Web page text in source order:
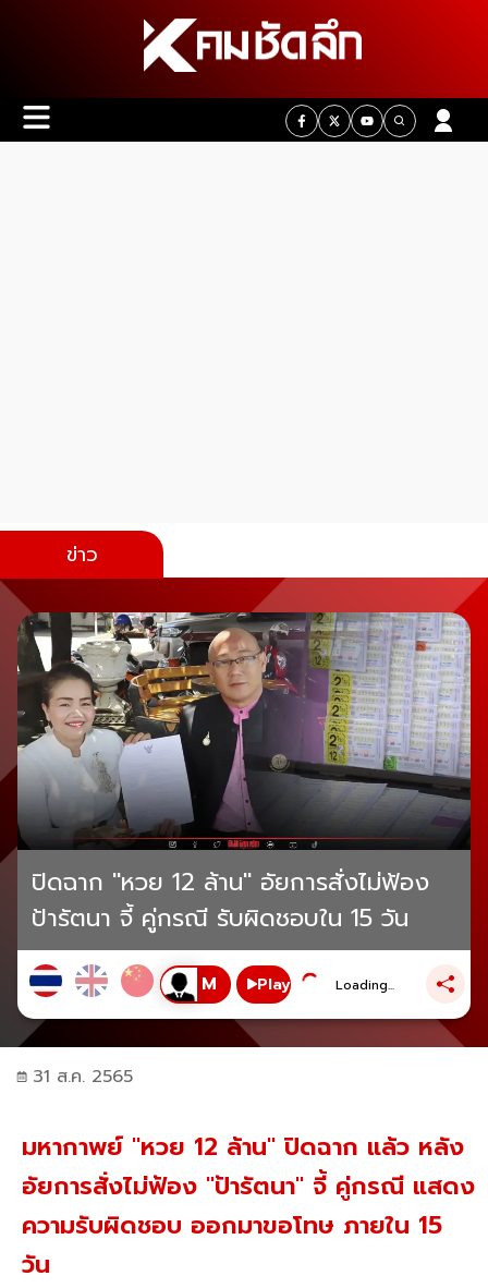
ข่าว
ปิดฉาก "หวย 12 ล้าน" อัยการสั่งไม่ฟ้อง
ป้ารัตนา จี้ คู่กรณี รับผิดชอบใน 15 วัน
Play Loading...
31 ส.ค. 2565
มหากาพย์ "หวย 12 ล้าน" ปิดฉาก แล้ว หลัง
อัยการสั่งไม่ฟ้อง "ป้ารัตนา" จี้ คู่กรณี แสดง
ความรับผิดชอบ ออกมาขอโทษ ภายใน 15
วัน